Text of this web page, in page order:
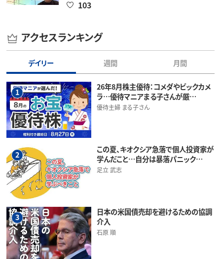
103
アクセスランキング
デイリー 週間 月間
1
26年8月株主優待：コメダやビックカメ
ラ…優待マニアまる子さんが厳…
優待主婦 まる子さん
2
この夏、キオクシア急落で個人投資家が
学んだこと…自分は暴落パニック…
足立 武志
3
日本の米国債売却を避けるための協調
介入
石原 順